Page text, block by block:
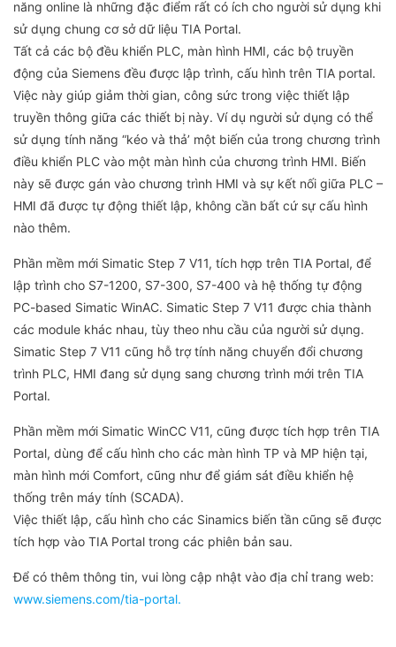
năng online là những đặc điểm rất có ích cho người sử dụng khi
sử dụng chung cơ sở dữ liệu TIA Portal.
Tất cả các bộ đều khiển PLC, màn hình HMI, các bộ truyền
động của Siemens đều được lập trình, cấu hình trên TIA portal.
Việc này giúp giảm thời gian, công sức trong việc thiết lập
truyền thông giữa các thiết bị này. Ví dụ người sử dụng có thể
sử dụng tính năng “kéo và thả’ một biến của trong chương trình
điều khiển PLC vào một màn hình của chương trình HMI. Biến
này sẽ được gán vào chương trình HMI và sự kết nối giữa PLC –
HMI đã được tự động thiết lập, không cần bất cứ sự cấu hình
nào thêm.
Phần mềm mới Simatic Step 7 V11, tích hợp trên TIA Portal, để
lập trình cho S7-1200, S7-300, S7-400 và hệ thống tự động
PC-based Simatic WinAC. Simatic Step 7 V11 được chia thành
các module khác nhau, tùy theo nhu cầu của người sử dụng.
Simatic Step 7 V11 cũng hỗ trợ tính năng chuyển đổi chương
trình PLC, HMI đang sử dụng sang chương trình mới trên TIA
Portal.
Phần mềm mới Simatic WinCC V11, cũng được tích hợp trên TIA
Portal, dùng để cấu hình cho các màn hình TP và MP hiện tại,
màn hình mới Comfort, cũng như để giám sát điều khiển hệ
thống trên máy tính (SCADA).
Việc thiết lập, cấu hình cho các Sinamics biến tần cũng sẽ được
tích hợp vào TIA Portal trong các phiên bản sau.
Để có thêm thông tin, vui lòng cập nhật vào địa chỉ trang web:
www.siemens.com/tia-portal.